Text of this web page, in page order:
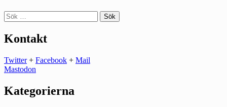
Sök
efter:
Kontakt
Twitter+ Facebook + Mail
Mastodon
Kategorierna